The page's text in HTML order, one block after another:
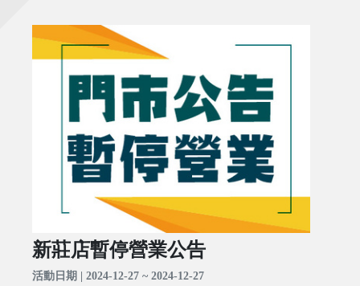
新莊店暫停營業公告
活動日期 | 2024-12-27 ~ 2024-12-27